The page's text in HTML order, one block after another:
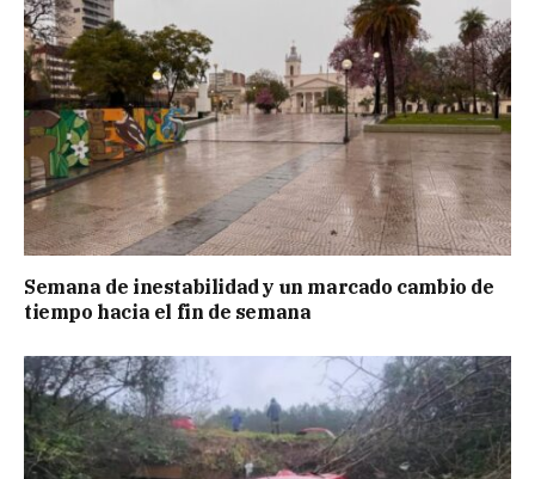
Semana de inestabilidad y un marcado cambio de
tiempo hacia el fin de semana